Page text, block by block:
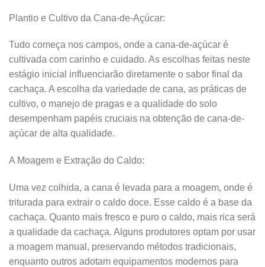
Plantio e Cultivo da Cana-de-Açúcar:
Tudo começa nos campos, onde a cana-de-açúcar é
cultivada com carinho e cuidado. As escolhas feitas neste
estágio inicial influenciarão diretamente o sabor final da
cachaça. A escolha da variedade de cana, as práticas de
cultivo, o manejo de pragas e a qualidade do solo
desempenham papéis cruciais na obtenção de cana-de-
açúcar de alta qualidade.
A Moagem e Extração do Caldo:
Uma vez colhida, a cana é levada para a moagem, onde é
triturada para extrair o caldo doce. Esse caldo é a base da
cachaça. Quanto mais fresco e puro o caldo, mais rica será
a qualidade da cachaça. Alguns produtores optam por usar
a moagem manual, preservando métodos tradicionais,
enquanto outros adotam equipamentos modernos para